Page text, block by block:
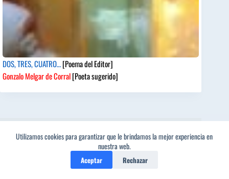
Utilizamos cookies para garantizar que le brindamos la mejor experiencia en
nuestra web.
Aceptar Rechazar
DOS, TRES, CUATRO…[Poema del Editor]
Gonzalo Melgar de Corral[Poeta sugerido]